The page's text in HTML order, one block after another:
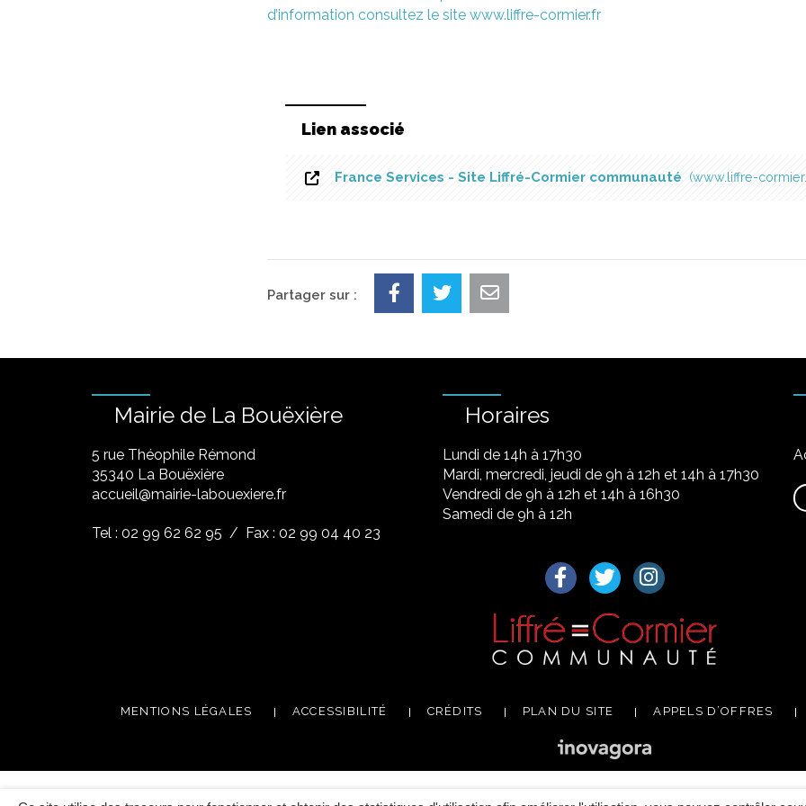
d’information consultez le site www.liffre-cormier.fr
Lien associé
France Services - Site Liffré-Cormier communauté www.liffre-
Partager sur :
Mairie de La Bouëxière
5 rue Théophile Rémond
​35340 La Bouëxière
accueil@mairie-labouexiere.fr
Tel : 02 99 62 62 95 / Fax : 02 99 04 40 23
Horaires
Lundi de 14h à 17h30
Mardi, mercredi, jeudi de 9h à 12h et 14h à 17h30
Vendredi de 9h à 12h et 14h à 16h30
Samedi de 9h à 12h
Lien vers le compte Facebook
Lien vers le compte Twitter
Lien vers le compte
MENTIONS LÉGALES ACCESSIBILITÉ CRÉDITS PLAN DU SITE APPELS D’OFFRES